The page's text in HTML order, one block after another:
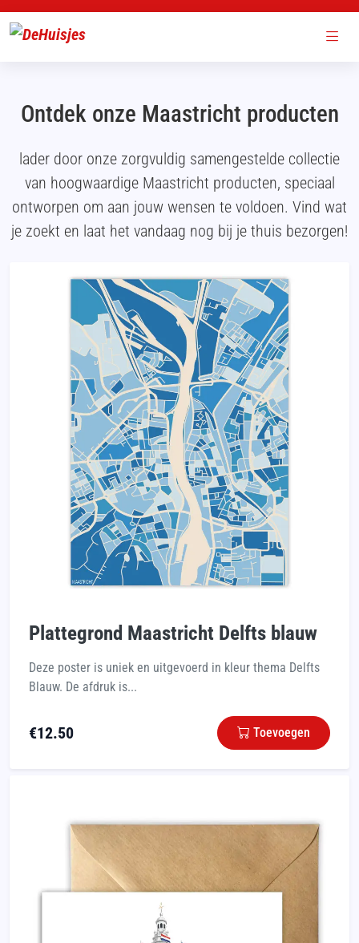
Ontdek onze Maastricht producten
lader door onze zorgvuldig samengestelde collectie
van hoogwaardige Maastricht producten, speciaal
ontworpen om aan jouw wensen te voldoen. Vind wat
je zoekt en laat het vandaag nog bij je thuis bezorgen!
Plattegrond Maastricht Delfts blauw
Deze poster is uniek en uitgevoerd in kleur thema Delfts
Blauw. De afdruk is...
€12.50 Toevoegen